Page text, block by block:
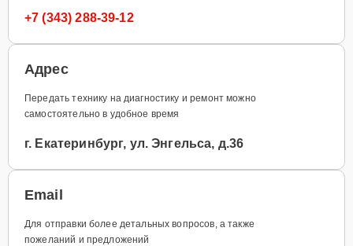
+7 (343) 288-39-12
Адрес
Передать технику на диагностику и ремонт можно
самостоятельно в удобное время
г. Екатеринбург, ул. Энгельса, д.36
Email
Для отправки более детальных вопросов, а также
пожеланий и предложений